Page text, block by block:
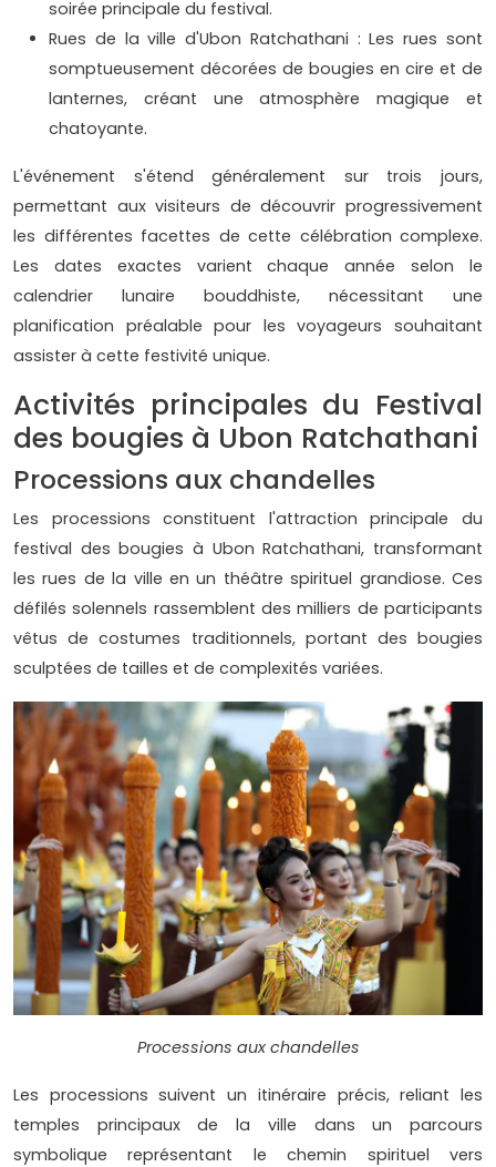
soirée principale du festival.
Rues de la ville d'Ubon Ratchathani : Les rues sont
somptueusement décorées de bougies en cire et de
lanternes, créant une atmosphère magique et
chatoyante.
L'événement s'étend généralement sur trois jours,
permettant aux visiteurs de découvrir progressivement
les différentes facettes de cette célébration complexe.
Les dates exactes varient chaque année selon le
calendrier lunaire bouddhiste, nécessitant une
planification préalable pour les voyageurs souhaitant
assister à cette festivité unique.
Activités principales du Festival
des bougies à Ubon Ratchathani
Processions aux chandelles
Les processions constituent l'attraction principale du
festival des bougies à Ubon Ratchathani, transformant
les rues de la ville en un théâtre spirituel grandiose. Ces
défilés solennels rassemblent des milliers de participants
vêtus de costumes traditionnels, portant des bougies
sculptées de tailles et de complexités variées.
Processions aux chandelles
Les processions suivent un itinéraire précis, reliant les
temples principaux de la ville dans un parcours
symbolique représentant le chemin spirituel vers